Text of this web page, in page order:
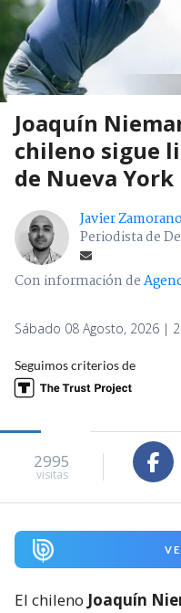
Joaquín
chileno sigue
de Nueva York
Javier Zamorano
Periodista de
Con información de
Sábado 08 Agosto, 2026 |
Seguimos criterios de
2995
visitas
El chileno Joaquín